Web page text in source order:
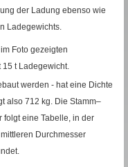
der Ladung ebenso wie
Ladegewichts.
Foto gezeigten
15 t Ladegewicht.
werden - hat eine Dichte
also 712 kg. Die Stamm–
folgt eine Tabelle, in der
Durchmesser